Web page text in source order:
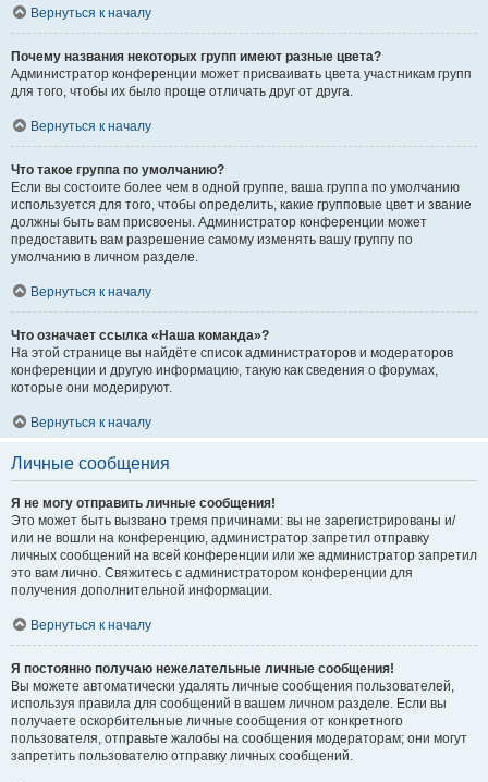
Вернуться к началу
Почему названия некоторых групп имеют разные цвета?
Администратор конференции может присваивать цвета участникам групп
для того, чтобы их было проще отличать друг от друга.
Вернуться к началу
Что такое группа по умолчанию?
Если вы состоите более чем в одной группе, ваша группа по умолчанию
используется для того, чтобы определить, какие групповые цвет и звание
должны быть вам присвоены. Администратор конференции может
предоставить вам разрешение самому изменять вашу группу по
умолчанию в личном разделе.
Вернуться к началу
Что означает ссылка «Наша команда»?
На этой странице вы найдёте список администраторов и модераторов
конференции и другую информацию, такую как сведения о форумах,
которые они модерируют.
Вернуться к началу
Личные сообщения
Я не могу отправить личные сообщения!
Это может быть вызвано тремя причинами: вы не зарегистрированы и/
или не вошли на конференцию, администратор запретил отправку
личных сообщений на всей конференции или же администратор запретил
это вам лично. Свяжитесь с администратором конференции для
получения дополнительной информации.
Вернуться к началу
Я постоянно получаю нежелательные личные сообщения!
Вы можете автоматически удалять личные сообщения пользователей,
используя правила для сообщений в вашем личном разделе. Если вы
получаете оскорбительные личные сообщения от конкретного
пользователя, отправьте жалобы на сообщения модераторам; они могут
запретить пользователю отправку личных сообщений.